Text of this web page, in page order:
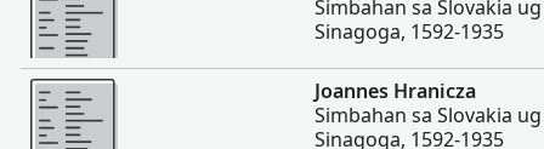
Simbahan sa Slovakia
Sinagoga, 1592-1935
Dugang pa
Joannes Hranicza
Simbahan sa Slovakia
Sinagoga, 1592-1935